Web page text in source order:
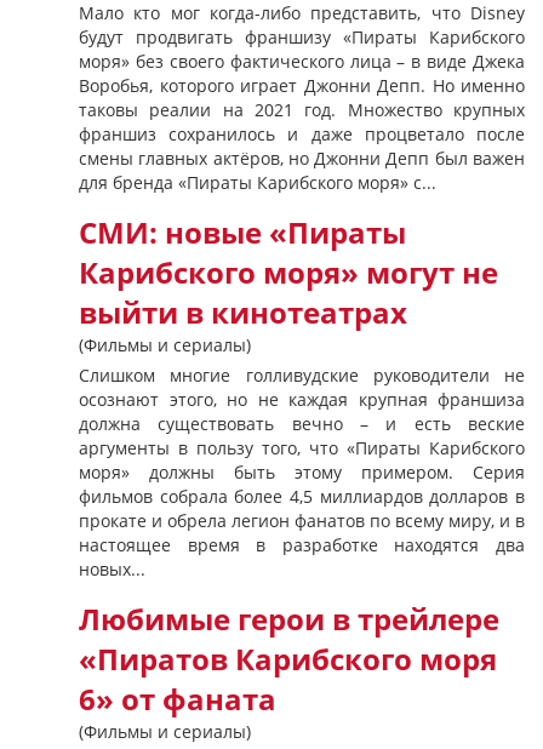
Мало кто мог когда-либо представить, что Disney
будут продвигать франшизу «Пираты Карибского
моря» без своего фактического лица – в виде Джека
Воробья, которого играет Джонни Депп. Но именно
таковы реалии на 2021 год. Множество крупных
франшиз сохранилось и даже процветало после
смены главных актёров, но Джонни Депп был важен
для бренда «Пираты Карибского моря» с...
СМИ: новые «Пираты
Карибского моря» могут не
выйти в кинотеатрах
(Фильмы и сериалы)
Слишком многие голливудские руководители не
осознают этого, но не каждая крупная франшиза
должна существовать вечно – и есть веские
аргументы в пользу того, что «Пираты Карибского
моря» должны быть этому примером. Серия
фильмов собрала более 4,5 миллиардов долларов в
прокате и обрела легион фанатов по всему миру, и в
настоящее время в разработке находятся два
новых...
Любимые герои в трейлере
«Пиратов Карибского моря
6» от фаната
(Фильмы и сериалы)